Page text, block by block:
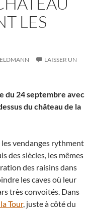
LES
LAISSER UN
du 24 septembre avec
du château de la
vendanges rythment
des siècles, les mêmes
des raisins dans
les caves où leur
très convoités. Dans
Tour, juste à côté du